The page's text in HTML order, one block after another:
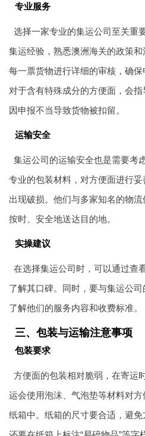
专业服务
选择一家专业的集运公司至关重
集运经验，熟悉澳洲海关的政策
每一票货物进行详细的审核，确保
对于含有特殊成分的方便面，会
因申报不当导致货物被扣留。
运输安全
集运公司的运输安全也是需要考
专业的包装材料，对方便面进行
出现破损。他们与多家知名的物
按时、安全地送达目的地。
实操建议
在选择集运公司时，可以通过查
了解其口碑。同时，要与集运公司
了解他们的服务内容和收费标准。
三、包装与运输注意事项
包装要求
方便面的包装相对脆弱，在寄运
运会使用泡沫、气泡垫等材料对
纸箱中。纸箱的尺寸要合适，避